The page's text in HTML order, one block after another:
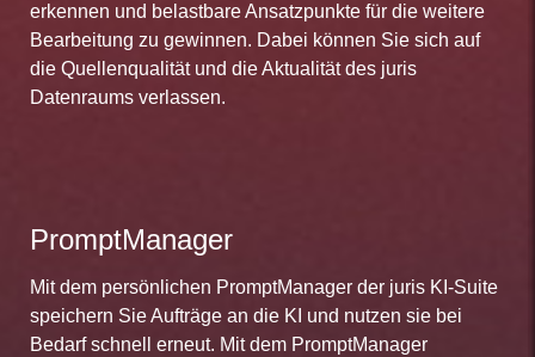
erkennen und belastbare Ansatzpunkte für die weitere
Bearbeitung zu gewinnen. Dabei können Sie sich auf
die Quellenqualität und die Aktualität des juris
Datenraums verlassen.
PromptManager
Mit dem persönlichen PromptManager der juris KI-Suite
speichern Sie Aufträge an die KI und nutzen sie bei
Bedarf schnell erneut. Mit dem PromptManager